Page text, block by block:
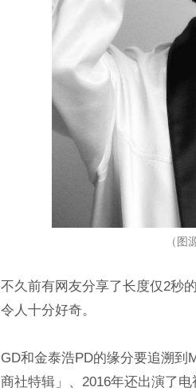
（图
不久前有网友分享了长度仅2秒
令人十分好奇。
GD和金泰浩PD的缘分要追溯到
商社特辑」、2016年还出演了